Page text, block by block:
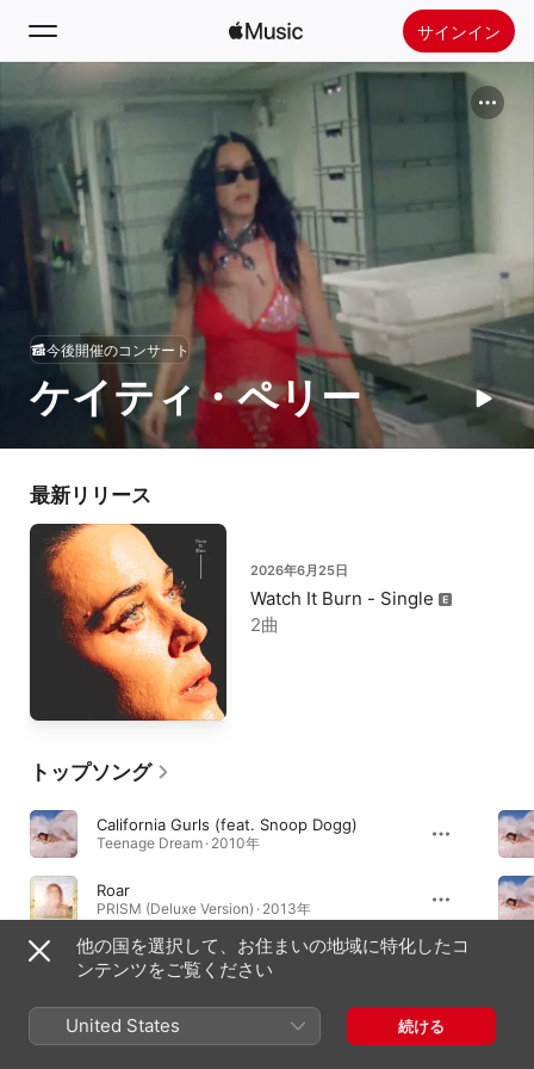
サインイン
検索
ホーム
新着おすすめ
ラジオ
Apple Musicをインストール
ケイティ・ペリー
今後開催のコンサート
最新リリース
2026年6月25日
Watch It Burn - Single
2曲
トップソング
California Gurls (feat. Snoop Dogg)
Teenage Dream · 2010年
Roar
PRISM (Deluxe Version) · 2013年
Feels (feat. Pharrell Williams, Katy Perry & Big Sean)
Funk Wav Bounces, Vol. 1 · 2017年
他の国を選択して、お住まいの地域に特化したコ
ンテンツをご覧ください
United States 続ける